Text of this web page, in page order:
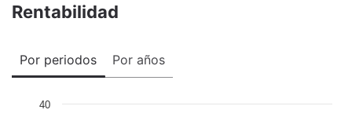
Rentabilidad
Por periodos Por años
40